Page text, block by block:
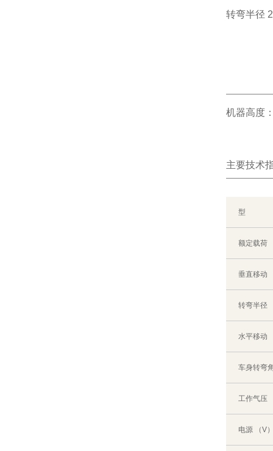
转弯半径
机器高度
主要技术
型
额定载荷
垂直移动
转弯半径
水平移动
车身转弯
工作气压
电源 （V